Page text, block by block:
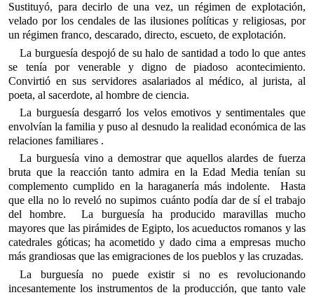
Sustituyó, para decirlo de una vez, un régimen de explotación,
velado por los cendales de las ilusiones políticas y religiosas, por
un régimen franco, descarado, directo, escueto, de explotación.
La burguesía despojó de su halo de santidad a todo lo que antes
se tenía por venerable y digno de piadoso acontecimiento.
Convirtió en sus servidores asalariados al médico, al jurista, al
poeta, al sacerdote, al hombre de ciencia.
La burguesía desgarró los velos emotivos y sentimentales que
envolvían la familia y puso al desnudo la realidad económica de las
relaciones familiares .
La burguesía vino a demostrar que aquellos alardes de fuerza
bruta que la reacción tanto admira en la Edad Media tenían su
complemento cumplido en la haraganería más indolente. Hasta
que ella no lo reveló no supimos cuánto podía dar de sí el trabajo
del hombre. La burguesía ha producido maravillas mucho
mayores que las pirámides de Egipto, los acueductos romanos y las
catedrales góticas; ha acometido y dado cima a empresas mucho
más grandiosas que las emigraciones de los pueblos y las cruzadas.
La burguesía no puede existir si no es revolucionando
incesantemente los instrumentos de la producción, que tanto vale